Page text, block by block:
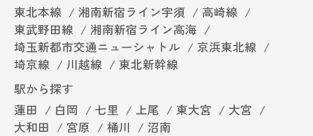
東北本線
湘南新宿ライン宇須
高崎線
東武野田線
湘南新宿ライン高海
埼玉新都市交通ニューシャトル
京浜東北線
埼京線
川越線
東北新幹線
駅から探す
蓮田
白岡 七里 上尾 東大宮
大宮
大和田
宮原 桶川 沼南